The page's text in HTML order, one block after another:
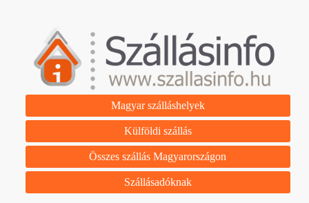
Magyar szálláshelyek
Külföldi szállás
Összes szállás Magyarországon
Szállásadóknak